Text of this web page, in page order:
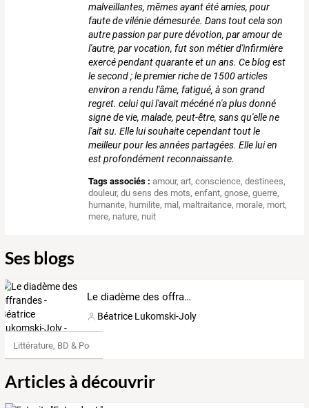
malveillantes, mêmes ayant été amies, pour
faute de vilénie démesurée. Dans tout cela son
autre passion par pure dévotion, par amour de
l'autre, par vocation, fut son métier d'infirmière
exercé pendant quarante et un ans. Ce blog est
le second ; le premier riche de 1500 articles
environ a rendu l'âme, fatigué, à son grand
regret. celui qui l'avait mécéné n'a plus donné
signe de vie, malade, peut-être, sans qu'elle ne
l'ait su. Elle lui souhaite cependant tout le
meilleur pour les années partagées. Elle lui en
est profondément reconnaissante.
Tags associés : amour,art,conscience,destinees,
douleur,du sens des mots,enfant,gnose,guerre,
humanite, humilite, mal, maltraitance, morale, mort,
mere, nature, nuit
Ses blogs
Le diadème des offrandes - Béatrice Lukomski-Joly -
Béatrice Lukomski-Joly
Littérature, BD & Poésie
Articles à découvrir